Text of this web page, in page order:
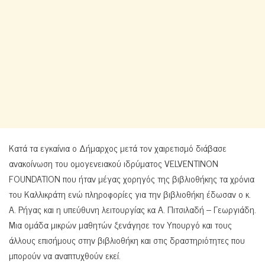
Κατά τα εγκαίνια ο Δήμαρχος μετά τον χαιρετισμό διάβασε
ανακοίνωση του ομογενειακού ιδρύματος VELVENTINON
FOUNDATION που ήταν μέγας χορηγός της βιβλιοθήκης τα χρόνια
του Καλλικράτη ενώ πληροφορίες για την βιβλιοθήκη έδωσαν ο κ.
Α. Ρήγας και η υπεύθυνη λειτουργίας κα Α. Πιτσιλαδή – Γεωργιάδη.
Μια ομάδα μικρών μαθητών ξενάγησε τον Υπουργό και τους
άλλους επισήμους στην βιβλιοθήκη και στις δραστηριότητες που
μπορούν να αναπτυχθούν εκεί.